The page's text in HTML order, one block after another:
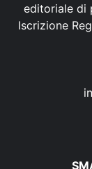
editoriale di
Iscrizione